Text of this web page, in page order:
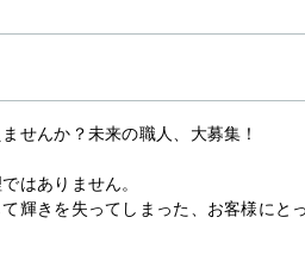
せんか？未来の職人、大募集！
はありません。
輝きを失ってしまった、お客様にと